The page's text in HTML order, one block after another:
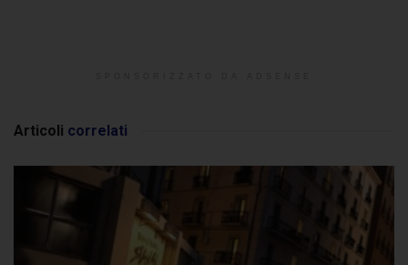
Articoli correlati